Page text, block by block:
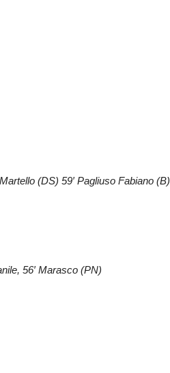
(DS) 59′ Pagliuso Fabiano (B)
56′ Marasco (PN)